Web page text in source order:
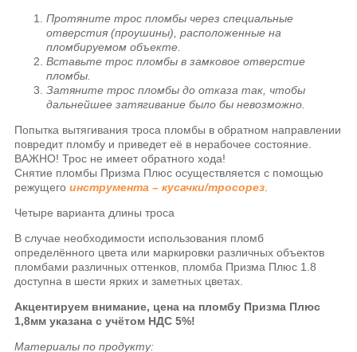
Протяните трос пломбы через специальные
отверстия (проушины), расположенные на
пломбируемом объекте.
Вставьте трос пломбы в замковое отверстие
пломбы.
Затяните трос пломбы до отказа так, чтобы
дальнейшее затягивание было бы невозможно.
Попытка вытягивания троса пломбы в обратном направлении
повредит пломбу и приведет её в нерабочее состояние.
ВАЖНО! Трос не имеет обратного хода!
Снятие пломбы Призма Плюс осуществляется с помощью
режущегоинструмента – кусачки/тросорез
Четыре варианта длины троса
В случае необходимости использования пломб
определённого цвета или маркировки различных объектов
пломбами различных оттенков, пломба Призма Плюс 1.8
доступна в шести ярких и заметных цветах.
Акцентируем внимание, цена на пломбу Призма Плюс
1,8мм указана с учётом НДС 5%!
Материалы по продукту: